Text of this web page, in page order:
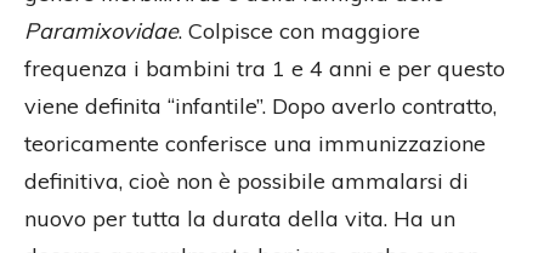
Paramixovidae. Colpisce con maggiore
frequenza i bambini tra 1 e 4 anni e per questo
viene definita “infantile”. Dopo averlo contratto,
teoricamente conferisce una immunizzazione
definitiva, cioè non è possibile ammalarsi di
nuovo per tutta la durata della vita. Ha un